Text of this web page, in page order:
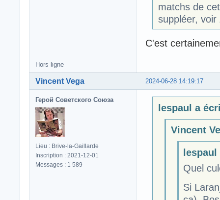
matchs de
suppléer, voir
C'est
Hors ligne
2024-06-28 14:19:17
Vincent Vega
Герой Советского Союза
Lieu : Brive-la-Gaillarde
Inscription : 2021-12-01
Messages : 1 589
lespaul a
Vincent
Quel
Si